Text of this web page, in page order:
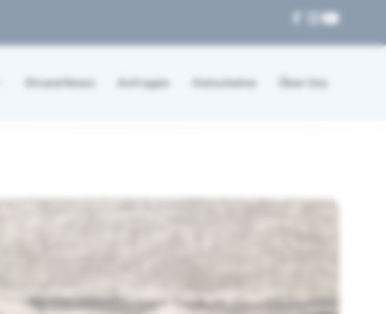
Strand News Anfragen Gutscheine Über Uns